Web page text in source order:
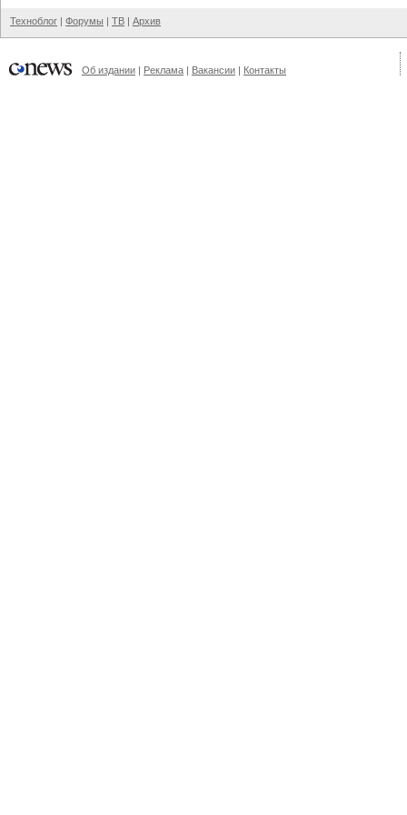
Техноблог | Форумы | ТВ | Архив
Об издании | Реклама | Вакансии | Контакты